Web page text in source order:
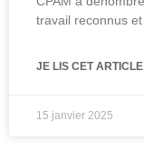
travail reconnus
JE LIS CET
15 janvier 2025